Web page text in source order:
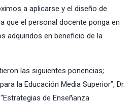
a aplicarse y el diseño de
que el personal docente ponga en
adquiridos en beneficio de la
las siguientes ponencias;
la Educación Media Superior”, Dr.
de Enseñanza